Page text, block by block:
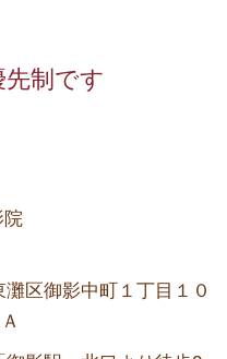
先制です
院
区御影中町１丁目１０